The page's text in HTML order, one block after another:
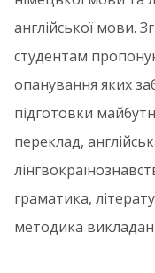
англійської мови.
студентам
опанування яких
підготовки
переклад,
граматика,
методика